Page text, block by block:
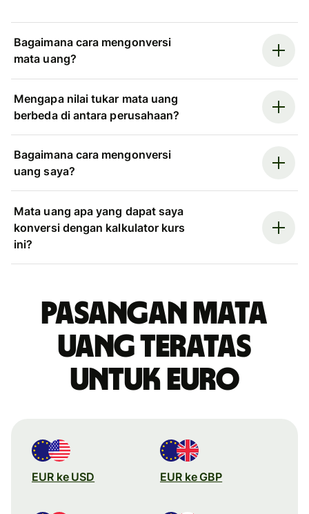
Bagaimana cara mengonversi
mata uang?
Mengapa nilai tukar mata uang
berbeda di antara perusahaan?
Bagaimana cara mengonversi
uang saya?
Mata uang apa yang dapat saya
konversi dengan kalkulator kurs
ini?
Pasangan mata
uang teratas
untuk euro
EUR ke USD EUR ke GBP